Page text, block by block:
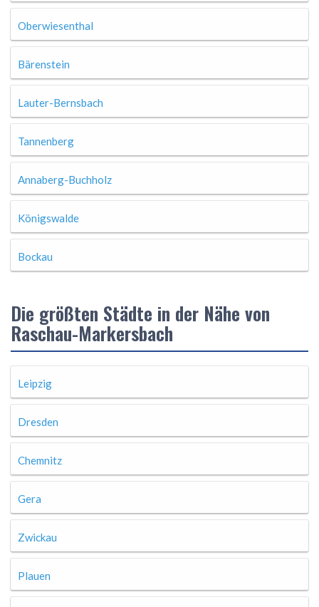
Oberwiesenthal
Bärenstein
Lauter-Bernsbach
Tannenberg
Annaberg-Buchholz
Königswalde
Bockau
Die größten Städte in der Nähe von
Raschau-Markersbach
Leipzig
Dresden
Chemnitz
Gera
Zwickau
Plauen